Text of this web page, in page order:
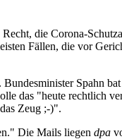
die Corona-
Fällen, die vor
Spahn
das "heute rechtlich
Zeug ;-)".
Die Mails liegen dpa